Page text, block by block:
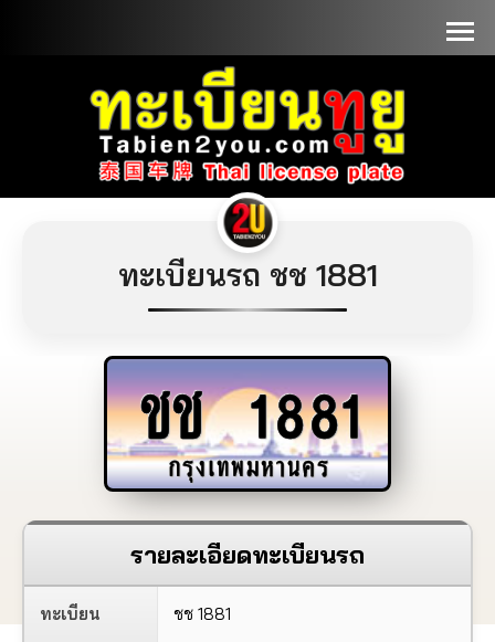
ทะเบียนรถ ชช 1881
ชช 1881
กรุงเทพมหานคร
รายละเอียดทะเบียนรถ
ทะเบียน ชช 1881